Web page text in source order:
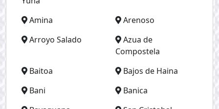
Amina
Arenoso
Arroyo Salado
Azua de
Compostela
Baitoa
Bajos de Haina
Bani
Banica